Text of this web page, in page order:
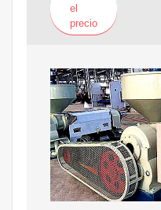
el
precio